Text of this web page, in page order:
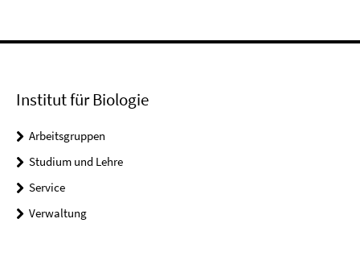
Institut für Biologie
Arbeitsgruppen
Studium und Lehre
Service
Verwaltung